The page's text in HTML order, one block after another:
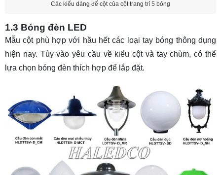
Các kiểu dáng đế cột của cột trang trí 5 bóng
1.3 Bóng đèn LED
Mẫu cột phù hợp với hầu hết các loại tay bóng thông dụng
hiện nay. Tùy vào yêu cầu về kiểu cột và tay chùm, có thể
lựa chọn bóng đèn thích hợp để lắp đặt.